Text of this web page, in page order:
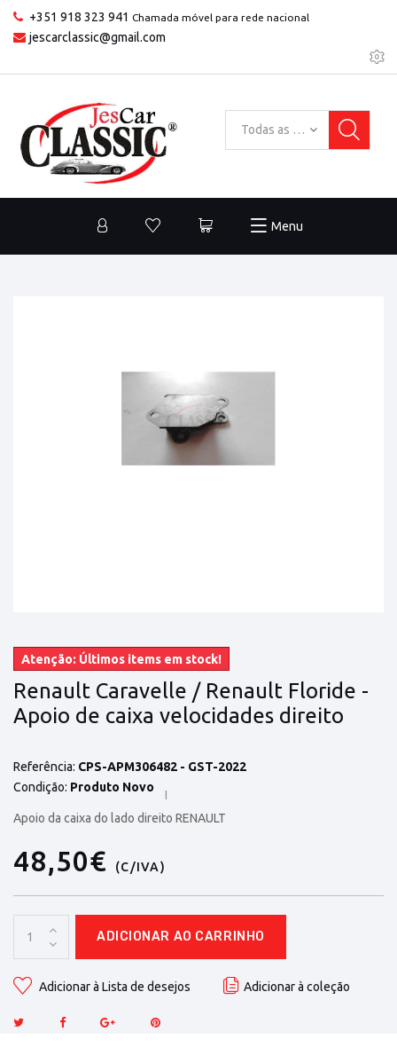
+351 918 323 941 Chamada móvel para rede nacional
jescarclassic@gmail.com
Todas as categorias
Menu
Atenção: Últimos items em stock!
Renault Caravelle / Renault Floride -
Apoio de caixa velocidades direito
Referência: CPS-APM306482 - GST-2022
Condição: Produto Novo
Apoio da caixa do lado direito RENAULT
48,50€ (C/IVA)
ADICIONAR AO CARRINHO
Adicionar à Lista de desejos Adicionar à coleção